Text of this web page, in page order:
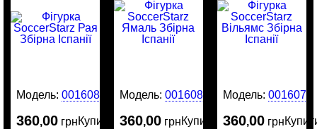
Модель:0016081
360,00 грнКупити
Модель:0016080
360,00 грнКупити
Модель: 0016079
360,00 грн